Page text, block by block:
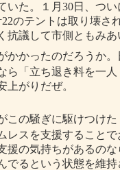
いた。１月30日、つ
のテントは取り壊
抗議して市側ともみ
かかったのだろうか
ら「立ち退き料を一
上がりだぜ。
の騒ぎに駆けつけた
レスを支援すること
援の気持ちがあるの
でるという状態を維